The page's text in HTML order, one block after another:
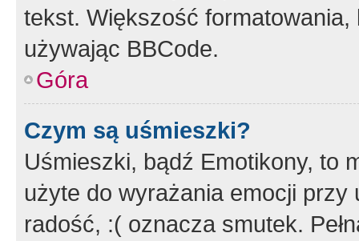
tekst. Większość
używając BBCode.
Góra
Czym są uśmieszki?
Uśmieszki, bądź Emotikony, to
użyte do wyrażania emocji
radość, :( oznacza smutek.